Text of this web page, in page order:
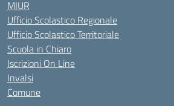
MIUR
Ufficio Scolastico Regionale
Ufficio Scolastico Territoriale
Scuola in Chiaro
Iscrizioni On Line
Invalsi
Comune